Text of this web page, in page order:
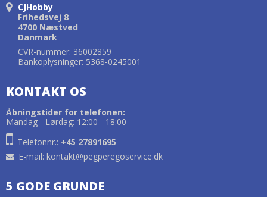
CJHobby
Frihedsvej 8
4700 Næstved
Danmark
CVR-nummer: 36002859
Bankoplysninger: 5368-0245001
KONTAKT OS
Åbningstider for telefonen:
Mandag - Lørdag: 12:00 - 18:00
Telefonnr.: +45 27891695
E-mail: kontakt@pegperegoservice.dk
5 GODE GRUNDE